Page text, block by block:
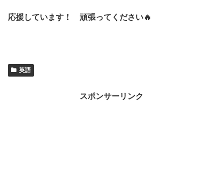
応援しています！ 頑張ってください🔥
英語
スポンサーリンク